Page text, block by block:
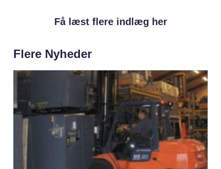
Få læst flere indlæg her
Flere Nyheder